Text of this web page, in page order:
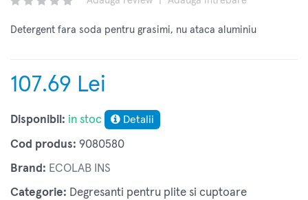
Detergent fara soda pentru grasimi, nu ataca aluminiu
107.69 Lei
Disponibil: in stoc Detalii
Cod produs: 9080580
Brand: ECOLAB INS
Categorie: Degresanti pentru plite si cuptoare